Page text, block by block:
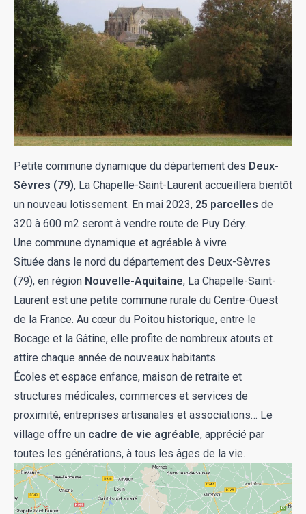
Petite commune dynamique du département des Deux-
Sèvres (79), La Chapelle-Saint-Laurent accueillera bientôt
un nouveau lotissement. En mai 2023, 25 parcelles de
320 à 600 m2 seront à vendre route de Puy Déry.
Une commune dynamique et agréable à vivre
Située dans le nord du département des Deux-Sèvres
(79), en région Nouvelle-Aquitaine, La Chapelle-Saint-
Laurent est une petite commune rurale du Centre-Ouest
de la France. Au cœur du Poitou historique, entre le
Bocage et la Gâtine, elle profite de nombreux atouts et
attire chaque année de nouveaux habitants.
Écoles et espace enfance, maison de retraite et
structures médicales, commerces et services de
proximité, entreprises artisanales et associations… Le
village offre un cadre de vie agréable, apprécié par
toutes les générations, à tous les âges de la vie.